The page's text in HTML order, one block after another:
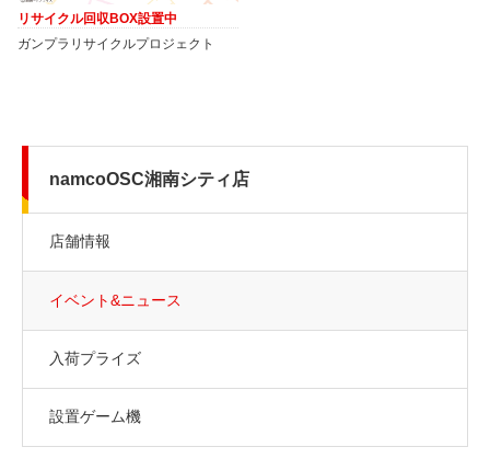
リサイクル回収BOX設置中
ガンプラリサイクルプロジェクト
namcoOSC湘南シティ店
店舗情報
イベント&ニュース
入荷プライズ
設置ゲーム機